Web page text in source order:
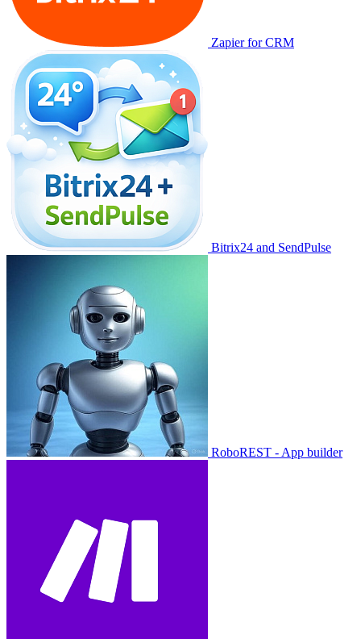
Zapier for CRM
Bitrix24 and SendPulse
RoboREST - App builder